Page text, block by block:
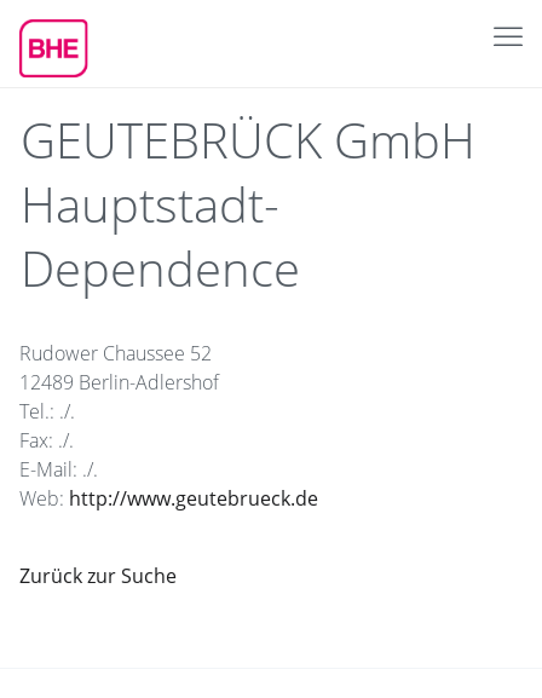
GEUTEBRÜCK GmbH
Hauptstadt-
Dependence
Rudower Chaussee 52
12489 Berlin-Adlershof
Tel.: ./.
Fax: ./.
E-Mail: ./.
Web: http://www.geutebrueck.de
Zurück zur Suche